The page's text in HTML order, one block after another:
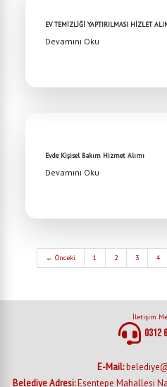
EV TEMİZLİĞİ YAPTIRILMASI HİZLET
Devamını Oku
Evde Kişisel Bakım Hizmet Alımı
Devamını Oku
← Önceki 1 2 3 4
İletişim
0312
E-Mail:
Belediye Adresi:Esentepe Mahallesi